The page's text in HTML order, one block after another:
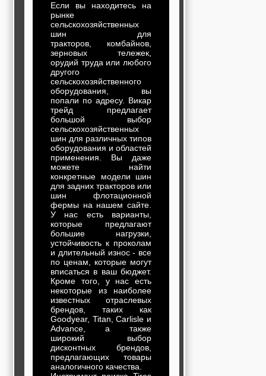
Если вы находитесь на
рынке
сельскохозяйственных
шин для
тракторов, комбайнов,
зерновых тележек,
орудий труда или любого
другого
сельскохозяйственного
оборудования, вы
попали по адресу. Викар
трейд предлагает
большой выбор
сельскохозяйственных
шин для различных типов
оборудования и областей
применения. Вы даже
можете найти
конкретные модели шин
для задних тракторов или
шин флотационной
фермы на нашем сайте.
У нас есть варианты,
которые предлагают
большие нагрузки,
устойчивость к проколам
и длительный износ - все
по ценам, которые могут
вписаться в ваш бюджет.
Кроме того, у нас есть
некоторые из наиболее
известных отраслевых
брендов, таких как
Goodyear, Titan, Carlisle и
Advance, а также
широкий выбор
дисконтных брендов,
предлагающих товары
аналогичного качества.